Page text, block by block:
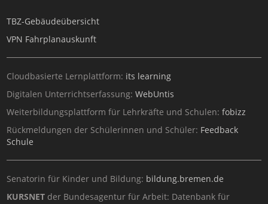
TBZ-Gebäudeübersicht
VPN Fahrplanauskunft
Cloudbasierte Lernplattform: its learning
Digitalen Unterrichtserfassung:WebUntis
Weiterbildungsplattform für Lehrkräfte und Schulen:fobizz
Rückmeldungen der Schülerinnen und Schüler: Feedback
Schule
Senatorin für Kinder und Bildung: bildung.bremen.de
KURSNET der Bundesagentur für Arbeit: Datenbank für